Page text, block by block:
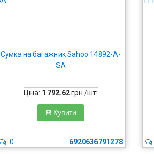
Сумка на багажник Sahoo 14892-A-
SA
Ціна: 1 792.62грн./шт.
Купити
6920636791278
0